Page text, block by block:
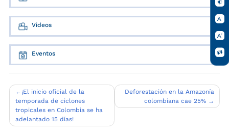
Videos
Eventos
Navegación
de
entradas
¡El inicio oficial de la
temporada de ciclones
tropicales en Colombia se ha
adelantado 15 días!
Deforestación en la Amazonía
colombiana cae 25%